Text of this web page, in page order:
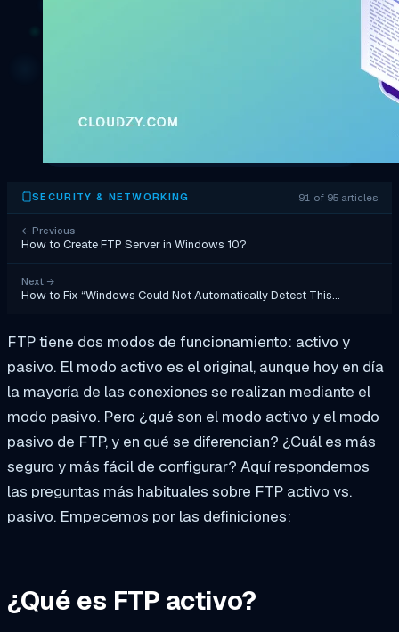
SECURITY & NETWORKING 91 of 95 articles
← Previous
How to Create FTP Server in Windows 10?
Next →
How to Fix “Windows Could Not Automatically Detect This…
FTP tiene dos modos de funcionamiento: activo y
pasivo. El modo activo es el original, aunque hoy en día
la mayoría de las conexiones se realizan mediante el
modo pasivo. Pero ¿qué son el modo activo y el modo
pasivo de FTP, y en qué se diferencian? ¿Cuál es más
seguro y más fácil de configurar? Aquí respondemos
las preguntas más habituales sobre FTP activo vs.
pasivo. Empecemos por las definiciones:
¿Qué es FTP activo?